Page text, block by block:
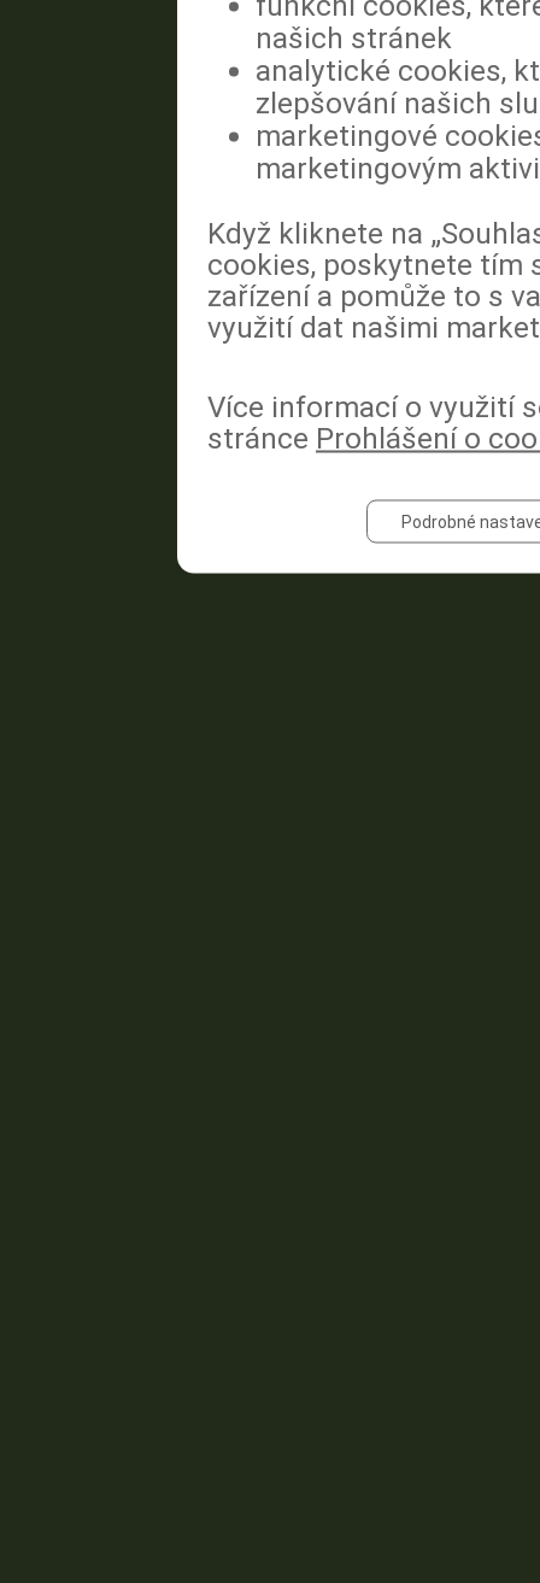
našich stránek
analytické cookies,
zlepšování našich
marketingové
marketingovým
Když kliknete na
cookies, poskytnete tím
zařízení a pomůže to s
využití dat našimi
Více informací o využití
stránce Prohlášení o
Podrobné